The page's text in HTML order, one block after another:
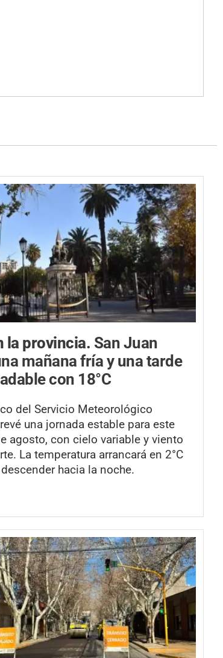
la provincia. San Juan
mañana fría y una tarde
con 18°C
del Servicio Meteorológico
una jornada estable para este
agosto, con cielo variable y viento
La temperatura arrancará en 2°C
hacia la noche.